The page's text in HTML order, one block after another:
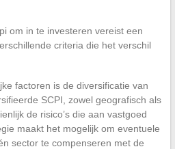
om in te investeren vereist een
criteria die het verschil
factoren is de diversificatie van
SCPI, zowel geografisch als
de risico’s die aan vastgoed
maakt het mogelijk om eventuele
sector te compenseren met de